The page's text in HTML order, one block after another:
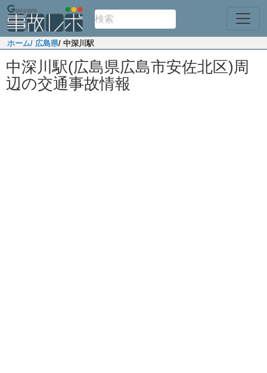
ホーム/ 広島県/ 中深川駅
中深川駅(広島県広島市安佐北区)周
辺の交通事故情報